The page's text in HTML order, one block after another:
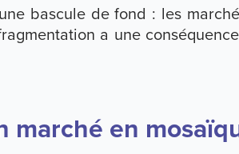
bascule de fond : les
a une
marché en